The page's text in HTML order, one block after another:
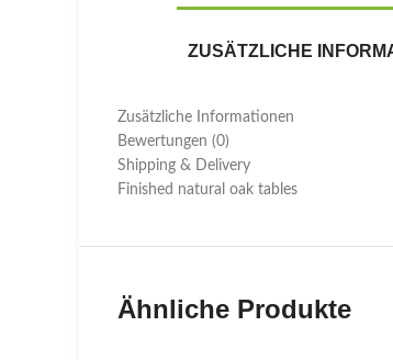
ZUSÄTZLICHE
Zusätzliche Informationen
Bewertungen (0)
Shipping & Delivery
Finished natural oak tables
Ähnliche Produkte